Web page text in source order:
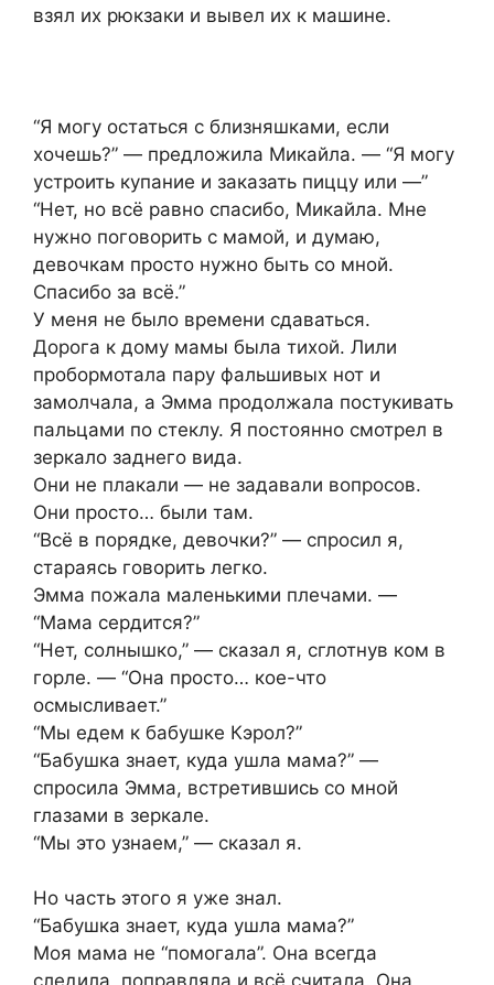
взял их рюкзаки и вывел их к машине.
“Я могу остаться с близняшками, если
хочешь?” — предложила Микайла. — “Я могу
устроить купание и заказать пиццу или —”
“Нет, но всё равно спасибо, Микайла. Мне
нужно поговорить с мамой, и думаю,
девочкам просто нужно быть со мной.
Спасибо за всё.”
У меня не было времени сдаваться.
Дорога к дому мамы была тихой. Лили
пробормотала пару фальшивых нот и
замолчала, а Эмма продолжала постукивать
пальцами по стеклу. Я постоянно смотрел в
зеркало заднего вида.
Они не плакали — не задавали вопросов.
Они просто… были там.
“Всё в порядке, девочки?” — спросил я,
стараясь говорить легко.
Эмма пожала маленькими плечами. —
“Мама сердится?”
“Нет, солнышко,” — сказал я, сглотнув ком в
горле. — “Она просто… кое-что
осмысливает.”
“Мы едем к бабушке Кэрол?”
“Бабушка знает, куда ушла мама?” —
спросила Эмма, встретившись со мной
глазами в зеркале.
“Мы это узнаем,” — сказал я.
Но часть этого я уже знал.
“Бабушка знает, куда ушла мама?”
Моя мама не “помогала”. Она всегда